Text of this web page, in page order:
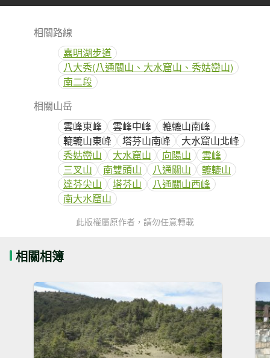
相關路線
嘉明湖步道
八大秀(八通關山、大水窟山、秀姑巒山)
南二段
相關山岳
雲峰東峰
雲峰中峰
轆轆山南峰
轆轆山東峰
塔芬山南峰
大水窟山北峰
秀姑巒山
大水窟山 向陽山
雲峰
三叉山
南雙頭山 八通關山
轆轆山
達芬尖山
塔芬山
八通關山西峰
南大水窟山
此版權屬原作者，請勿任意轉載
相關相簿